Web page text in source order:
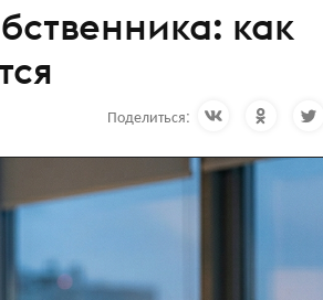
как
Поделиться: